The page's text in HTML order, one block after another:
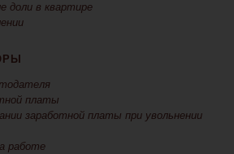
доли в квартире
платы
заработной платы при увольнении
работе